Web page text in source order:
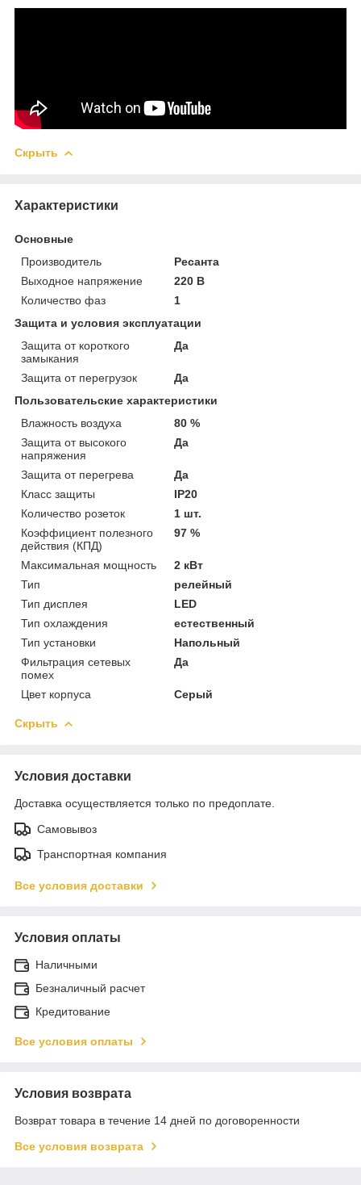
Скрыть
Характеристики
Основные
Производитель
Ресанта
Выходное напряжение
220 В
Количество фаз
1
Защита и условия эксплуатации
Защита от короткого
замыкания
Да
Защита от перегрузок
Да
Пользовательские характеристики
Влажность воздуха
80 %
Защита от высокого
напряжения
Да
Защита от перегрева
Да
Класс защиты
IP20
Количество розеток
1 шт.
Коэффициент полезного
действия (КПД)
97 %
Максимальная мощность
2 кВт
Тип
релейный
Тип дисплея
LED
Тип охлаждения
естественный
Тип установки
Напольный
Фильтрация сетевых
помех
Да
Цвет корпуса Серый
Скрыть
Условия доставки
Доставка осуществляется только по предоплате.
Самовывоз
Транспортная компания
Все условия доставки
Условия оплаты
Наличными
Безналичный расчет
Кредитование
Все условия оплаты
Условия возврата
Возврат товара в течение 14 дней по договоренности
Все условия возврата